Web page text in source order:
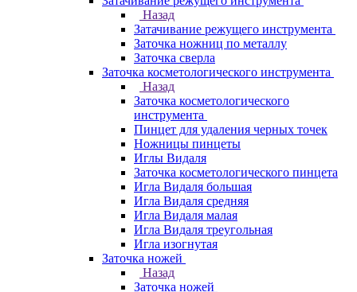
Назад
Затачивание режущего инструмента
Заточка ножниц по металлу
Заточка сверла
Заточка косметологического инструмента
Назад
Заточка косметологического
инструмента
Пинцет для удаления черных точек
Ножницы пинцеты
Иглы Видаля
Заточка косметологического пинцета
Игла Видаля большая
Игла Видаля средняя
Игла Видаля малая
Игла Видаля треугольная
Игла изогнутая
Заточка ножей
Назад
Заточка ножей